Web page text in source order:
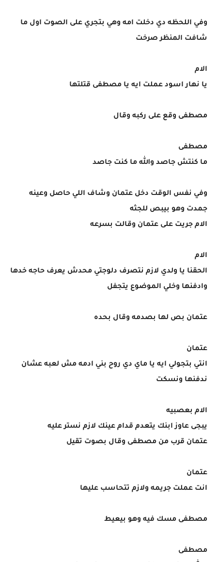
وفي اللحظه دي دخلت امه وهي بتجري على الصوت اول ما
شافت المنظر صرخت
الام
يا نهار اسود عملت ايه يا مصطفى قتلتها
مصطفى وقع على ركبه وقال
مصطفى
ما كنتش جاصد والله ما كنت جاصد
وفي نفس الوقت دخل عتمان وشاف اللي حاصل وعينه
جمدت وهو بيبص للجثه
الام جريت على عتمان وقالت بسرعه
الام
الحقنا يا ولدي لازم نتصرف دلوجتي محدش يعرف حاجه خدها
وادفنها وخلي الموضوع يتجفل
عتمان بص لها بصدمه وقال بحده
عتمان
انتي بتجولي ايه يا ماي دي روح بني ادمه مش لعبه عشان
ندفنها ونسكت
الام بعصبيه
يبجى عاوز ابنك يتعدم قدام عينك لازم نستر عليه
عتمان قرب من مصطفى وقال بصوت تقيل
عتمان
انت عملت جريمه ولازم تتحاسب عليها
مصطفى مسك فيه وهو بيعيط
مصطفى